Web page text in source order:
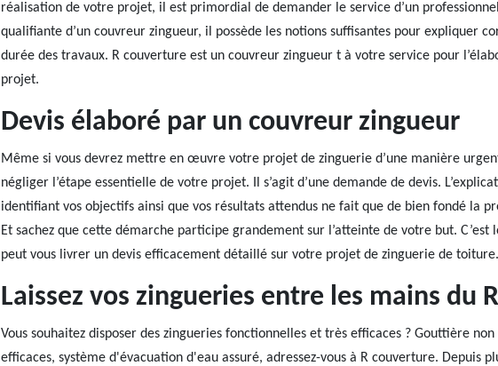
réalisation de votre projet, il est primordial de demander le service d’un
qualifiante d’un couvreur zingueur, il possède les notions suffisantes pour expliquer
durée des travaux. R couverture est un couvreur zingueur t à votre service pour
projet.
Devis élaboré par un couvreur zingueur
Même si vous devrez mettre en œuvre votre projet de zinguerie d’une manière
négliger l’étape essentielle de votre projet. Il s’agit d’une demande de devis.
identifiant vos objectifs ainsi que vos résultats attendus ne fait que de bien fondé la
Et sachez que cette démarche participe grandement sur l’atteinte de votre but. C’est
peut vous livrer un devis efficacement détaillé sur votre projet de zinguerie de toiture.
Laissez vos zingueries entre les mains du
Vous souhaitez disposer des zingueries fonctionnelles et très efficaces ? Gouttière
efficaces, système d'évacuation d'eau assuré, adressez-vous à R couverture. Depuis